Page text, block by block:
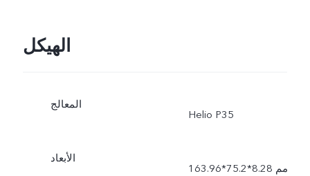
الهيكل
المعالج
Helio P35
الأبعاد
163.96*75.2*8.28 مم